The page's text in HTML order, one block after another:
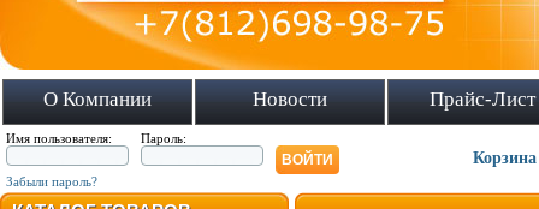
О Компании Новости Прайс-Лист
Имя пользователя: Пароль:
Забыли пароль?
Корзина